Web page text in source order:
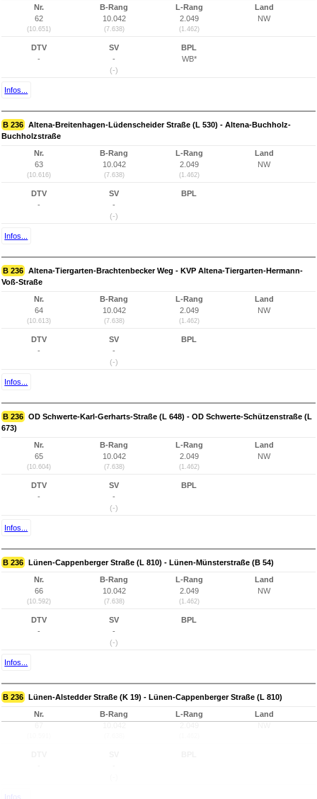
Nr.
62
(10.651)
B-Rang
10.042
(7.638)
L-Rang
2.049
(1.462)
Land
NW
DTV
-
SV
-
(-)
BPL
WB*
Infos...
B 236 Altena-Breitenhagen-Lüdenscheider Straße (L 530) - Altena-Buchholz-
Buchholzstraße
Nr.
63
(10.616)
B-Rang
10.042
(7.638)
L-Rang
2.049
(1.462)
Land
NW
DTV
-
SV
-
(-)
BPL
Infos...
B 236 Altena-Tiergarten-Brachtenbecker Weg - KVP Altena-Tiergarten-Hermann-
Voß-Straße
Nr.
64
(10.613)
B-Rang
10.042
(7.638)
L-Rang
2.049
(1.462)
Land
NW
DTV
-
SV
-
(-)
BPL
Infos...
B 236 OD Schwerte-Karl-Gerharts-Straße (L 648) - OD Schwerte-Schützenstraße (L
673)
Nr.
65
(10.604)
B-Rang
10.042
(7.638)
L-Rang
2.049
(1.462)
Land
NW
DTV
-
SV
-
(-)
BPL
Infos...
B 236 Lünen-Cappenberger Straße (L 810) - Lünen-Münsterstraße (B 54)
Nr.
66
(10.592)
B-Rang
10.042
(7.638)
L-Rang
2.049
(1.462)
Land
NW
DTV
-
SV
-
(-)
BPL
Infos...
B 236 Lünen-Alstedder Straße (K 19) - Lünen-Cappenberger Straße (L 810)
Nr.
B-Rang
L-Rang
Land
Infos...